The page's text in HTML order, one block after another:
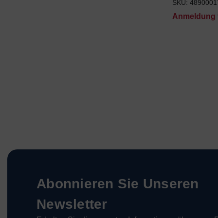
SKU:
Anmeldung
Abonnieren Sie Unseren
Newsletter